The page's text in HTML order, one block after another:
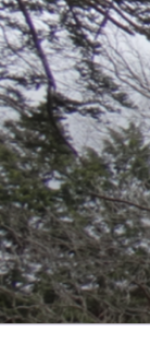
コ
ン
テ
ン
ツ
へ
ス
キ
ッ
プ